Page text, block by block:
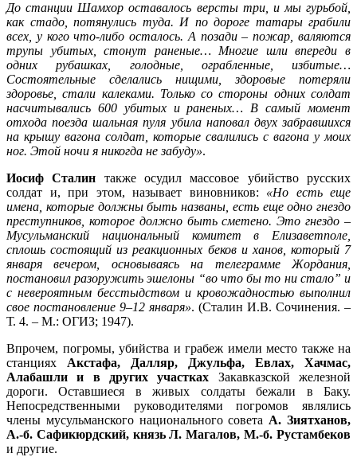
До станции Шамхор оставалось версты три, и мы гурьбой,
как стадо, потянулись туда. И по дороге татары грабили
всех, у кого что-либо осталось. А позади – пожар, валяются
трупы убитых, стонут раненые… Многие шли впереди в
одних рубашках, голодные, ограбленные, избитые…
Состоятельные сделались нищими, здоровые потеряли
здоровье, стали калеками. Только со стороны одних солдат
насчитывались 600 убитых и раненых… В самый момент
отхода поезда шальная пуля убила наповал двух забравшихся
на крышу вагона солдат, которые свалились с вагона у моих
ног. Этой ночи я никогда не забуду».
Иосиф Сталин также осудил массовое убийство русских
солдат и, при этом, называет виновников: «Но есть еще
имена, которые должны быть названы, есть еще одно гнездо
преступников, которое должно быть сметено. Это гнездо –
Мусульманский национальный комитет в Елизаветполе,
сплошь состоящий из реакционных беков и ханов, который 7
января вечером, основываясь на телеграмме Жордания,
постановил разоружить эшелоны “во что бы то ни стало” и
с невероятным бесстыдством и кровожадностью выполнил
свое постановление 9–12 января». (Сталин И.В. Cочинения. –
Т. 4. – М.: ОГИЗ; 1947).
Впрочем, погромы, убийства и грабеж имели место также на
станциях Акстафа, Далляр, Джульфа, Евлах, Хачмас,
Алабашли и в других участках Закавказской железной
дороги. Оставшиеся в живых солдаты бежали в Баку.
Непосредственными руководителями погромов являлись
члены мусульманского национального совета А. Зиятханов,
А.-б. Сафикюрдский, князь Л. Магалов, М.-б. Рустамбеков
и другие.